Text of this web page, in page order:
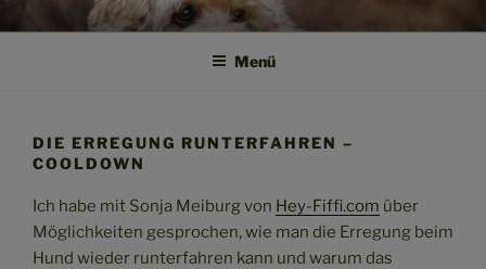
InhaltSPRICH HUND!
Weil Verstehen der Anfang von Vertrauen ist
Menü
DIE ERREGUNG RUNTERFAHREN –
COOLDOWN
Ich habe mit Sonja Meiburg von Hey-Fiffi.com über
Möglichkeiten gesprochen, wie man die Erregung beim
Hund wieder runterfahren kann und warum das